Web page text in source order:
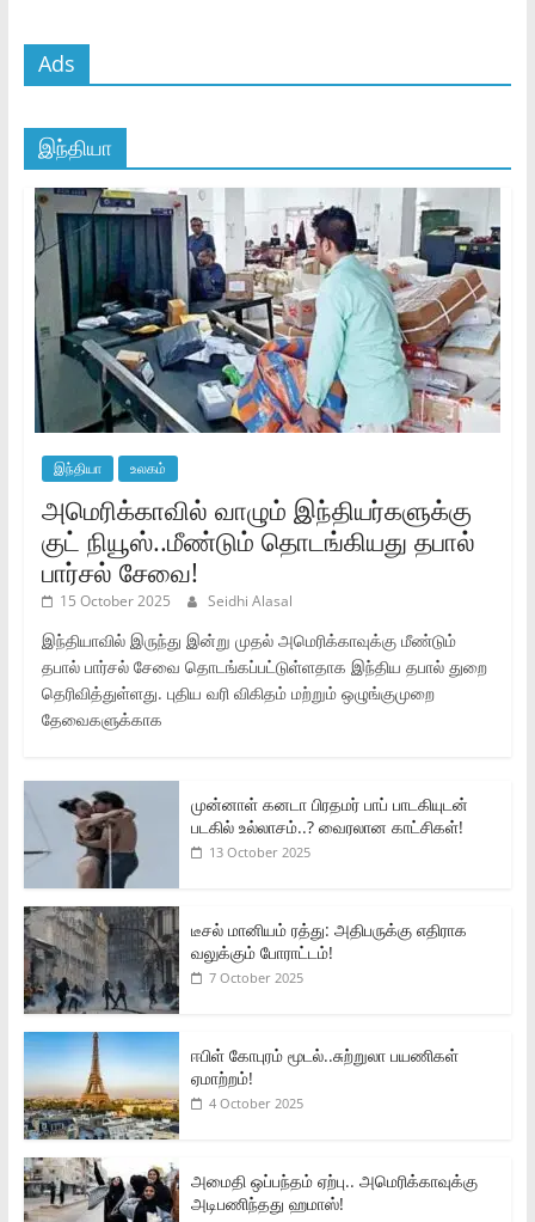
Ads
இந்தியா
இந்தியா உலகம்
அமெரிக்காவில் வாழும் இந்தியர்களுக்கு
குட் நியூஸ்..மீண்டும் தொடங்கியது தபால்
பார்சல் சேவை!
15 October 2025 Seidhi Alasal
இந்தியாவில் இருந்து இன்று முதல் அமெரிக்காவுக்கு மீண்டும்
தபால் பார்சல் சேவை தொடங்கப்பட்டுள்ளதாக இந்திய தபால் துறை
தெரிவித்துள்ளது. புதிய வரி விகிதம் மற்றும் ஒழுங்குமுறை
தேவைகளுக்காக
முன்னாள் கனடா பிரதமர் பாப் பாடகியுடன்
படகில் உல்லாசம்..? வைரலான காட்சிகள்!
13 October 2025
டீசல் மானியம் ரத்து: அதிபருக்கு எதிராக
வலுக்கும் போராட்டம்!
7 October 2025
ஈபிள் கோபுரம் மூடல்..சுற்றுலா பயணிகள்
ஏமாற்றம்!
4 October 2025
அமைதி ஒப்பந்தம் ஏற்பு.. அமெரிக்காவுக்கு
அடிபணிந்தது ஹமாஸ்!